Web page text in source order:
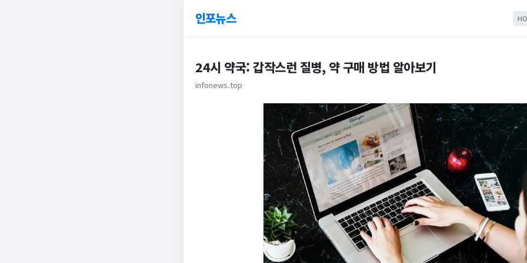
인포뉴스
24시 약국: 갑작스런 질병, 약 구매 방법 알아보기
infonews.top